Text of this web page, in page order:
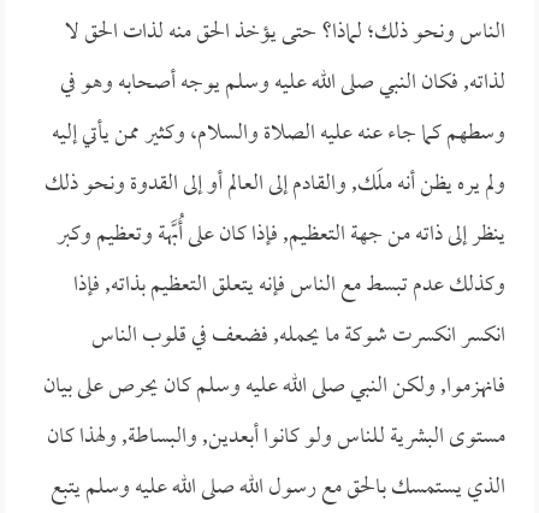
الناس ونحو ذلك؛ لماذا؟ حتى يؤخذ الحق منه لذات الحق لا
لذاته, فكان النبي صلى الله عليه وسلم يوجه أصحابه وهو في
وسطهم كما جاء عنه عليه الصلاة والسلام، وكثير ممن يأتي إليه
ولم يره يظن أنه ملَك, والقادم إلى العالم أو إلى القدوة ونحو ذلك
ينظر إلى ذاته من جهة التعظيم, فإذا كان على أُبَّهة وتعظيم وكبر
وكذلك عدم تبسط مع الناس فإنه يتعلق التعظيم بذاته, فإذا
انكسر انكسرت شوكة ما يحمله, فضعف في قلوب الناس
فانهزموا, ولكن النبي صلى الله عليه وسلم كان يحرص على بيان
مستوى البشرية للناس ولو كانوا أبعدين, والبساطة, ولهذا كان
الذي يستمسك بالحق مع رسول الله صلى الله عليه وسلم يتبع